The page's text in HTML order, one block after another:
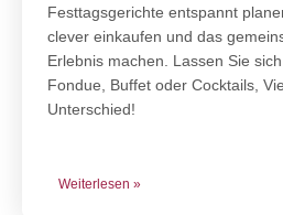
Festtagsgerichte entspannt
clever einkaufen und das
Erlebnis machen. Lassen Sie
Fondue, Buffet oder Cocktails,
Unterschied!
Weiterlesen »